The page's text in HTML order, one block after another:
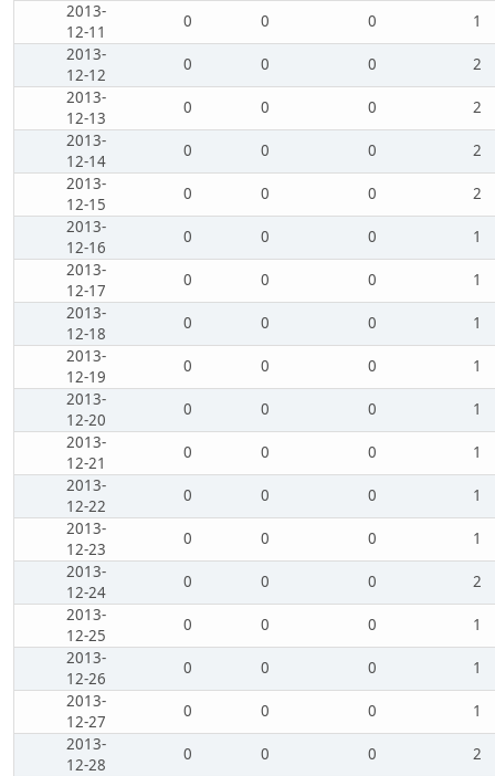
2013-
12-11
0 0 0
1
2013-
12-12
0 0 0
2
2013-
12-13
0 0 0
2
2013-
12-14
0 0 0
2
2013-
12-15
0 0 0
2
2013-
12-16
0 0 0
1
2013-
12-17
0 0 0
1
2013-
12-18
0 0 0
1
2013-
12-19
0 0 0
1
2013-
12-20
0 0 0
1
2013-
12-21
0 0 0
1
2013-
12-22
0 0 0
1
2013-
12-23
0 0 0
1
2013-
12-24
0 0 0
2
2013-
12-25
0 0 0
1
2013-
12-26
0 0 0
1
2013-
12-27
0 0 0
1
2013-
12-28
0 0 0
2